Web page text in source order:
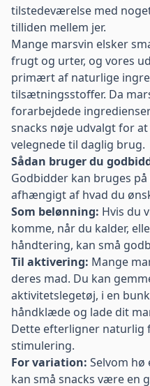
tilstedeværelse med
tilliden mellem jer.
Mange marsvin elsker
frugt og urter, og vores
primært af naturlige
tilsætningsstoffer. Da
forarbejdede
snacks nøje udvalgt for
velegnede til daglig brug.
Sådan bruger du
Godbidder kan bruges
afhængigt af hvad du
Som belønning: Hvis du
komme, når du kalder,
håndtering, kan små
Til aktivering: Mange
deres mad. Du kan
aktivitetslegetøj, i en
håndklæde og lade dit
Dette efterligner naturlig
stimulering.
For variation: Selvom
kan små snacks være en